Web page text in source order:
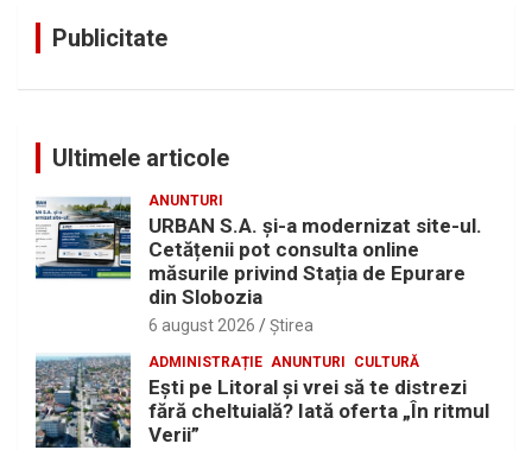
Publicitate
Ultimele articole
ANUNTURI
URBAN S.A. și-a modernizat site-ul.
Cetățenii pot consulta online
măsurile privind Stația de Epurare
din Slobozia
6 august 2026 Ştirea
ADMINISTRAȚIE ANUNTURI CULTURĂ
Eşti pe Litoral şi vrei să te distrezi
fără cheltuială? Iată oferta „În ritmul
Verii”